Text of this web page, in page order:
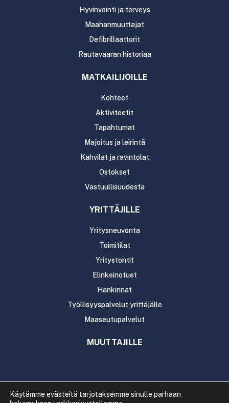
Hyvinvointi ja terveys
Maahanmuuttajat
Defibrillaattorit
Rautavaaran historiaa
MATKAILIJOILLE
Kohteet
Aktiviteetit
Tapahtumat
Majoitus ja leirintä
Kahvilat ja ravintolat
Ostokset
Vastuullisuudesta
YRITTÄJILLE
Yritysneuvonta
Toimitilat
Yritystontit
Elinkeinotuet
Hankinnat
Työllisyyspalvelut yrittäjälle
Maaseutupalvelut
MUUTTAJILLE
Käytämme evästeitä tarjotaksemme sinulle parhaan